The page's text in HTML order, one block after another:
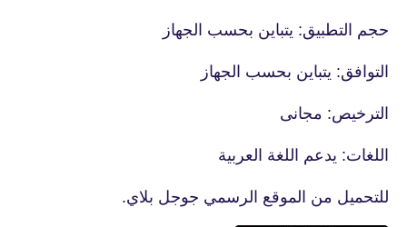
حجم التطبيق: يتباين بحسب الجهاز
التوافق: يتباين بحسب الجهاز
الترخيص: مجانى
اللغات: يدعم اللغة العربية
للتحميل من الموقع الرسمي جوجل بلاي.